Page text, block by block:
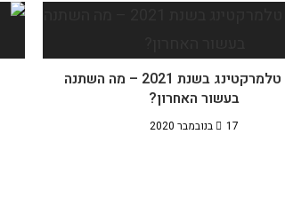
שירותי טלמרקטינג בשנת 2021 – מה השתנה
בעשור האחרון?
17 בנובמבר 2020